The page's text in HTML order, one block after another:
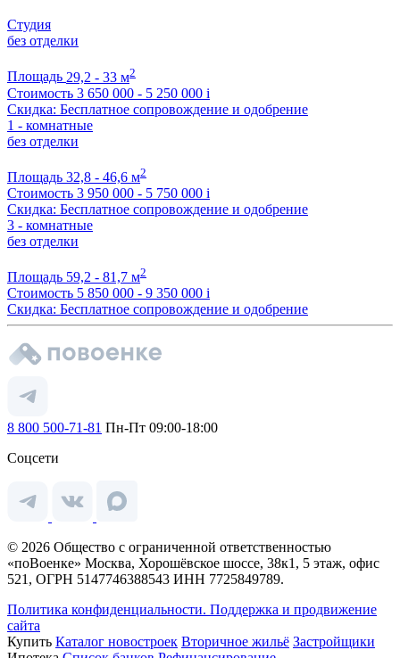
Студия
без отделки
Площадь 29,2 - 33 м2
Стоимость 3 650 000 - 5 250 000 i
Скидка: Бесплатное сопровождение и одобрение
1 - комнатные
без отделки
Площадь 32,8 - 46,6 м2
Стоимость 3 950 000 - 5 750 000 i
Скидка: Бесплатное сопровождение и одобрение
3 - комнатные
без отделки
Площадь 59,2 - 81,7 м2
Стоимость 5 850 000 - 9 350 000 i
Скидка: Бесплатное сопровождение и одобрение
8 800 500-71-81 Пн-Пт 09:00-18:00
Соцсети
© 2026 Общество с ограниченной ответственностью
«поВоенке» Москва, Хорошёвское шоссе, 38к1, 5 этаж, офис
521, ОГРН 5147746388543 ИНН 7725849789.
Политика конфиденциальности. Поддержка и продвижение
сайта
Купить Каталог новостроек Вторичное жильё Застройщики